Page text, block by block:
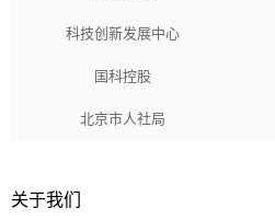
科技创新发展中心
国科控股
北京市人社局
关于我们